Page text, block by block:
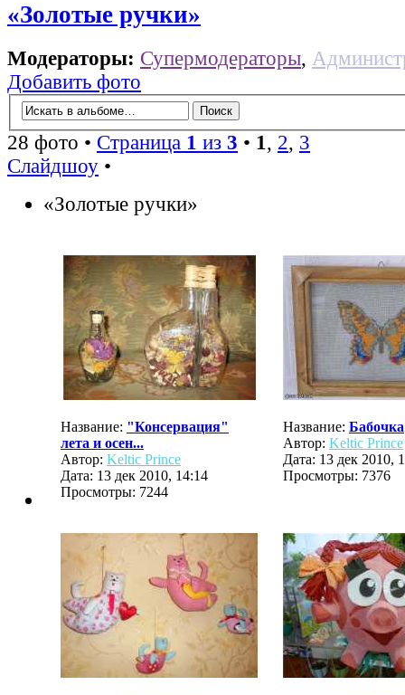
«Золотые ручки»
Модераторы: Супермодераторы,
Добавить фото
28 фото • Страница 1 из 3 • 1, 2, 3
Слайдшоу •
«Золотые ручки»
Название: "Консервация"
лета и осен...
Автор: Keltic Prince
Дата: 13 дек 2010, 14:14
Просмотры: 7244
Название: Бабочка
Автор: Keltic Prince
Дата: 13 дек 2010,
Просмотры: 7376